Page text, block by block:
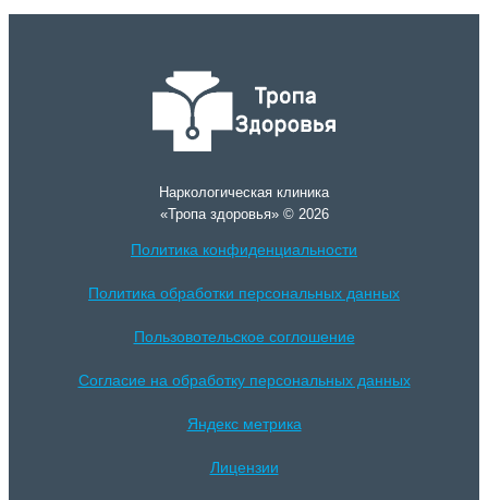
Наркологическая клиника
«Тропа здоровья» © 2026
Политика конфиденциальности
Политика обработки персональных данных
Пользовотельское соглошение
Согласие на обработку персональных данных
Яндекс метрика
Лицензии